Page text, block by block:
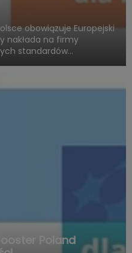
obowiązuje Europejski
nakłada na firmy
standardów
Poland